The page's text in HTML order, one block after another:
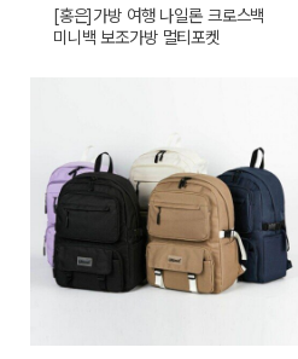
[홍은]가방 여행 나일론 크로스백
미니백 보조가방 멀티포켓